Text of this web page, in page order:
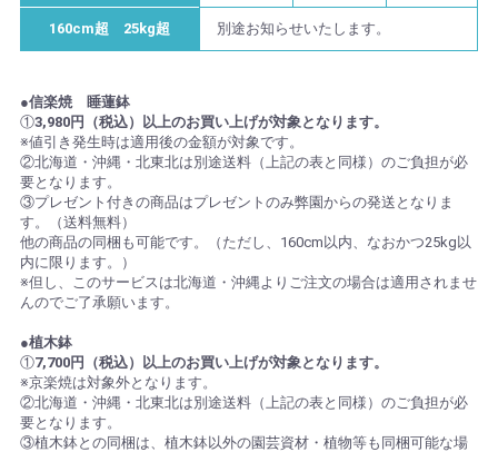
160cm超 25kg超 別途お知らせいたします。
●信楽焼 睡蓮鉢
①3,980円（税込）以上のお買い上げが対象となります。
※値引き発生時は適用後の金額が対象です。
②北海道・沖縄・北東北は別途送料（上記の表と同様）のご負担が必
要となります。
③プレゼント付きの商品はプレゼントのみ弊園からの発送となりま
す。（送料無料）
他の商品の同梱も可能です。（ただし、160cm以内、なおかつ25kg以
内に限ります。）
※但し、このサービスは北海道・沖縄よりご注文の場合は適用されませ
んのでご了承願います。
●植木鉢
①7,700円（税込）以上のお買い上げが対象となります。
※京楽焼は対象外となります。
②北海道・沖縄・北東北は別途送料（上記の表と同様）のご負担が必
要となります。
③植木鉢との同梱は、植木鉢以外の園芸資材・植物等も同梱可能な場